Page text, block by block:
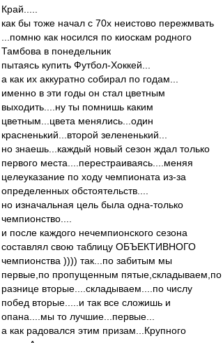
Край.....
как бы тоже начал с 70х неистово пережмвать
...помню как носился по киоскам родного
Тамбова в понедельник
пытаясь купить Футбол-Хоккей...
а как их аккуратно собирал по годам...
именно в эти годы он стал цветным
выходить....ну ты помнишь каким
цветным...цвета менялись...один
красненький...второй зелененький...
но знаешь...каждый новый сезон ждал только
первого места....перестраиваясь....меняя
целеуказание по ходу чемпионата из-за
определенных обстоятельств....
но изначальная цель была одна-только
чемпионство....
и после каждого нечемпионского сезона
составлял свою таблицу ОБЪЕКТИВНОГО
чемпионства )))) так...по забитым мы
первые,по пропущенным пятые,складываем,по
разнице вторые....складываем....по числу
побед вторые.....и так все сложишь и
опана....мы то лучшие...первые...
а как радовался этим призам...Крупного